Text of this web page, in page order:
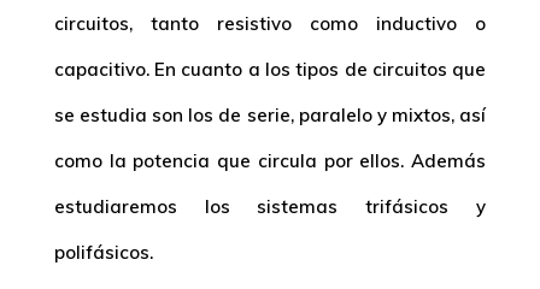
circuitos, tanto resistivo como inductivo o
capacitivo. En cuanto a los tipos de circuitos que
se estudia son los de serie, paralelo y mixtos, así
como la potencia que circula por ellos. Además
estudiaremos los sistemas trifásicos y
polifásicos.